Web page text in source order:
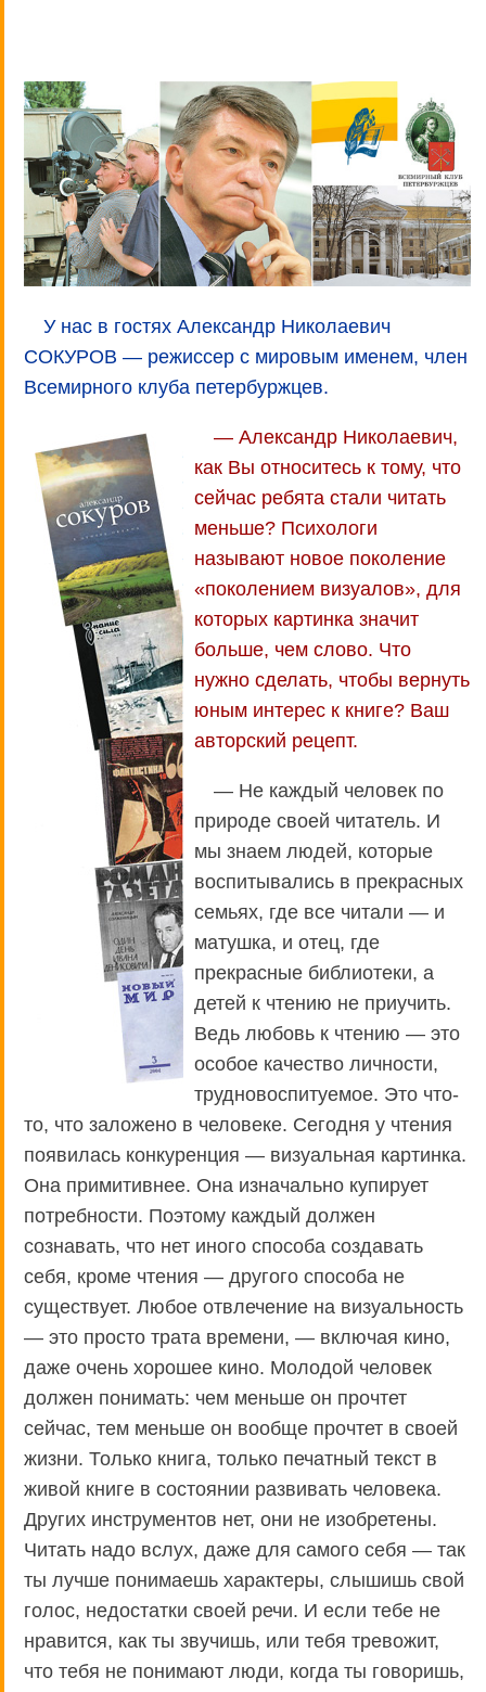
У нас в гостях Александр Николаевич
СОКУРОВ — режиссер с мировым именем, член
Всемирного клуба петербуржцев.
— Александр Николаевич,
как Вы относитесь к тому, что
сейчас ребята стали читать
меньше? Психологи
называют новое поколение
«поколением визуалов», для
которых картинка значит
больше, чем слово. Что
нужно сделать, чтобы вернуть
юным интерес к книге? Ваш
авторский рецепт.
— Не каждый человек по
природе своей читатель. И
мы знаем людей, которые
воспитывались в прекрасных
семьях, где все читали — и
матушка, и отец, где
прекрасные библиотеки, а
детей к чтению не приучить.
Ведь любовь к чтению — это
особое качество личности,
трудновоспитуемое. Это что-
то, что заложено в человеке. Сегодня у чтения
появилась конкуренция — визуальная картинка.
Она примитивнее. Она изначально купирует
потребности. Поэтому каждый должен
сознавать, что нет иного способа создавать
себя, кроме чтения — другого способа не
существует. Любое отвлечение на визуальность
— это просто трата времени, — включая кино,
даже очень хорошее кино. Молодой человек
должен понимать: чем меньше он прочтет
сейчас, тем меньше он вообще прочтет в своей
жизни. Только книга, только печатный текст в
живой книге в состоянии развивать человека.
Других инструментов нет, они не изобретены.
Читать надо вслух, даже для самого себя — так
ты лучше понимаешь характеры, слышишь свой
голос, недостатки своей речи. И если тебе не
нравится, как ты звучишь, или тебя тревожит,
что тебя не понимают люди, когда ты говоришь,